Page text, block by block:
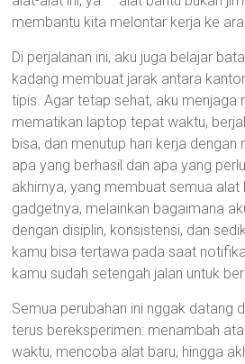
membantu kita melontar kerja ke
Di perjalanan ini, aku juga belajar
kadang membuat jarak antara
tipis. Agar tetap sehat, aku menjaga
mematikan laptop tepat waktu,
bisa, dan menutup hari kerja
apa yang berhasil dan apa yang
akhirnya, yang membuat semua alat
gadgetnya, melainkan bagaimana
dengan disiplin, konsistensi, dan
kamu bisa tertawa pada saat
kamu sudah setengah jalan untuk
Semua perubahan ini nggak datang
terus bereksperimen: menambah
waktu, mencoba alat baru, hingga